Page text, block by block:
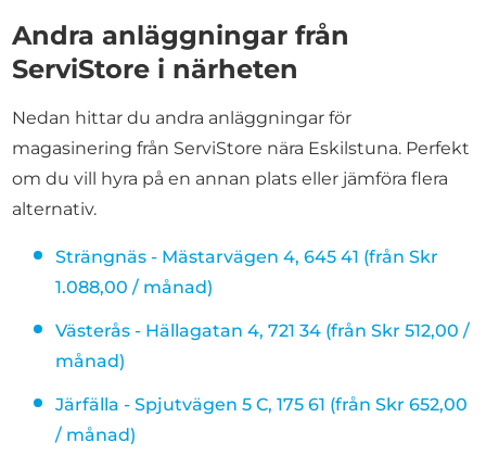
Andra anläggningar från
ServiStore i närheten
Nedan hittar du andra anläggningar för
magasinering från ServiStore nära Eskilstuna. Perfekt
om du vill hyra på en annan plats eller jämföra flera
alternativ.
Strängnäs - Mästarvägen 4, 645 41 (från Skr
1.088,00 / månad)
Västerås - Hällagatan 4, 721 34 (från Skr 512,00 /
månad)
Järfälla - Spjutvägen 5 C, 175 61 (från Skr 652,00
/ månad)